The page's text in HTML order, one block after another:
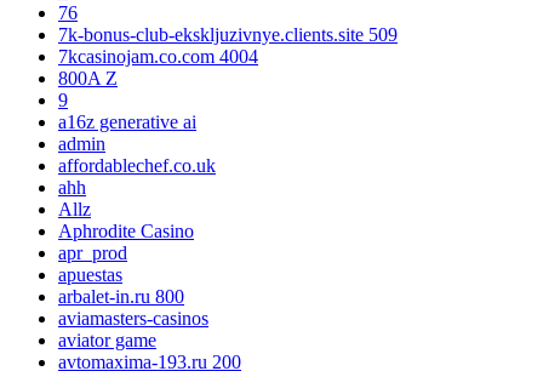
76
7k-bonus-club-ekskljuzivnye.clients.site 509
7kcasinojam.co.com 4004
800A Z
9
a16z generative ai
admin
affordablechef.co.uk
ahh
Allz
Aphrodite Casino
apr_prod
apuestas
arbalet-in.ru 800
aviamasters-casinos
aviator game
avtomaxima-193.ru 200